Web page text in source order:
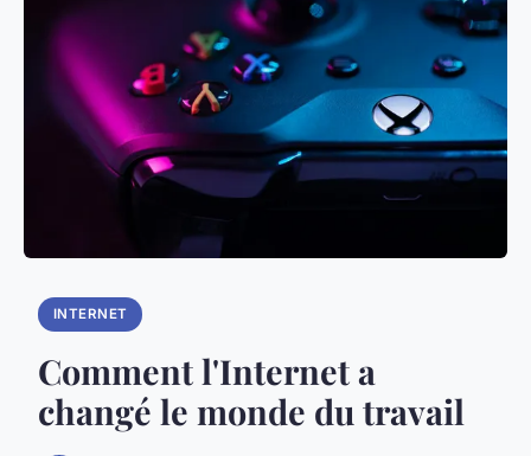
INTERNET
Comment l'Internet a
changé le monde du travail